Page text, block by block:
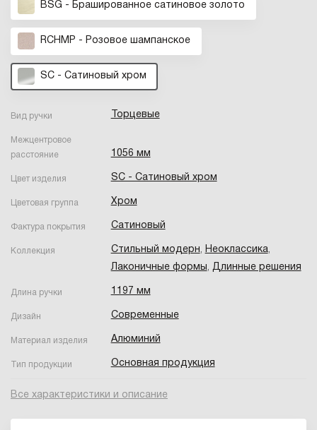
BSG - Брашированное cатиновое золото
RCHMP - Розовое шампанское
SC - Сатиновый хром
Вид ручки Торцевые
Межцентровое
расстояние
1056 мм
Цвет изделия SC - Сатиновый хром
Цветовая группа Хром
Фактура покрытия Сатиновый
Коллекция Стильный модерн, Неоклассика,
Лаконичные формы, Длинные решения
Длина ручки 1197 мм
Дизайн Современные
Материал изделия Алюминий
Тип продукции Основная продукция
Все характеристики и описание